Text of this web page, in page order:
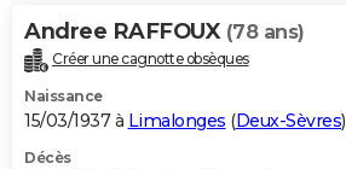
Andree RAFFOUX (78 ans)
Créer une cagnotte obsèques
Naissance
15/03/1937 à Limalonges (Deux-Sèvres)
Décès